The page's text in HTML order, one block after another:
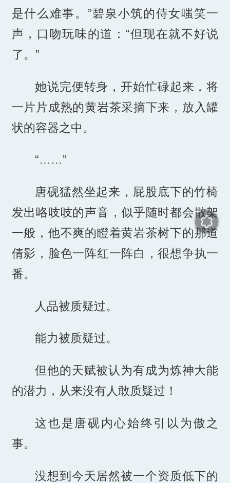
是什么难事。”碧泉小筑的侍女嗤笑一
声，口吻玩味的道：“但现在就不好说
了。”
她说完便转身，开始忙碌起来，将
一片片成熟的黄岩茶采摘下来，放入罐
状的容器之中。
“……”
唐砚猛然坐起来，屁股底下的竹椅
发出咯吱吱的声音，似乎随时都会散架
一般，他不爽的瞪着黄岩茶树下的那道
倩影，脸色一阵红一阵白，很想争执一
番。
人品被质疑过。
能力被质疑过。
但他的天赋被认为有成为炼神大能
的潜力，从来没有人敢质疑过！
这也是唐砚内心始终引以为傲之
事。
没想到今天居然被一个资质低下的